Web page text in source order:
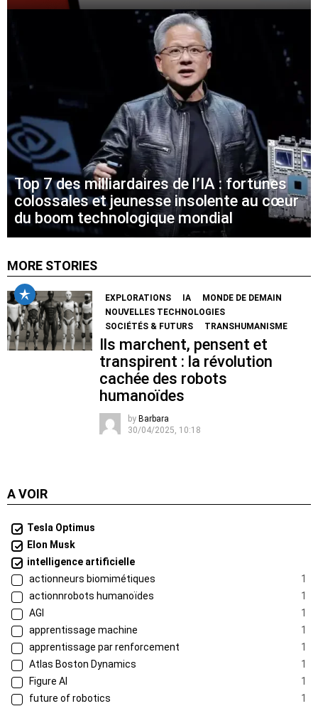
Top 7 des milliardaires de l’IA : fortunes
colossales et jeunesse insolente au cœur
du boom technologique mondial
MORE STORIES
EXPLORATIONS IA
MONDE DE DEMAIN
NOUVELLES TECHNOLOGIES
SOCIÉTÉS & FUTURS
TRANSHUMANISME
Ils marchent, pensent et
transpirent : la révolution
cachée des robots
humanoïdes
by Barbara
30/04/2025, 10:18
A VOIR
Tesla Optimus
Elon Musk
intelligence artificielle
actionneurs biomimétiques
1
actionnrobots humanoïdes
1
AGI
1
apprentissage machine
1
apprentissage par renforcement
1
Atlas Boston Dynamics
1
Figure AI
1
future of robotics
1